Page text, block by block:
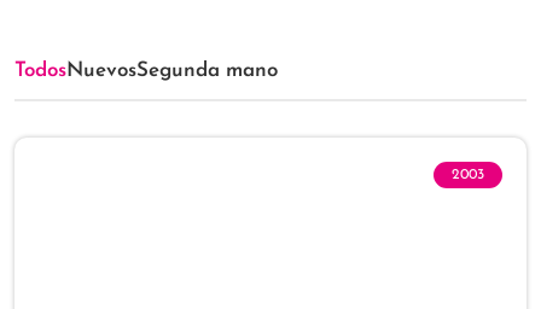
TodosNuevosSegunda mano
2003